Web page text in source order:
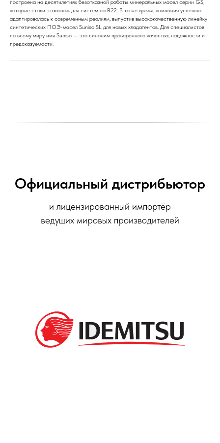
построена на десятилетиях безотказной работы минеральных масел серии GS,
которые стали эталоном для систем на R22. В то же время, компания успешно
адаптировалась к современным реалиям, выпустив высококачественную линейку
синтетических ПОЭ-масел Suniso SL для новых хладагентов. Для специалистов
по всему миру имя Suniso — это синоним проверенного качества, надежности и
предсказуемости.
Официальный дистрибьютор
и лицензированный импортёр
ведущих мировых производителей